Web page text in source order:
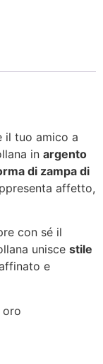
il tuo amico a
in argento
di zampa di
affetto,
con sé il
unisce stile
e
oro